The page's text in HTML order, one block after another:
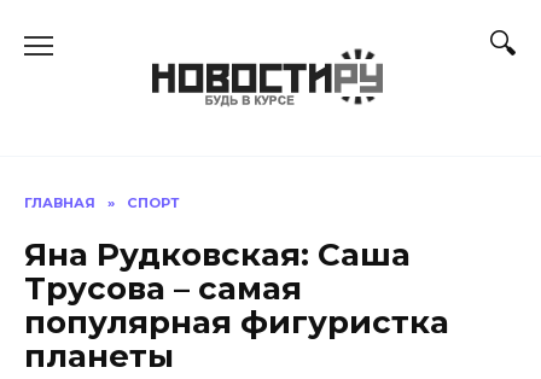
ГЛАВНАЯ » СПОРТ
Яна Рудковская: Саша
Трусова – самая
популярная фигуристка
планеты